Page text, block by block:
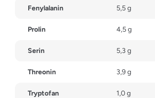
Fenylalanin 5,5 g
Prolin 4,5 g
Serin 5,3 g
Threonin 3,9 g
Tryptofan 1,0 g